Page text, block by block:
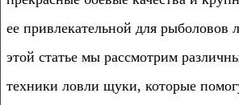
ее привлекательной для рыболовов
этой статье мы рассмотрим
техники ловли щуки, которые